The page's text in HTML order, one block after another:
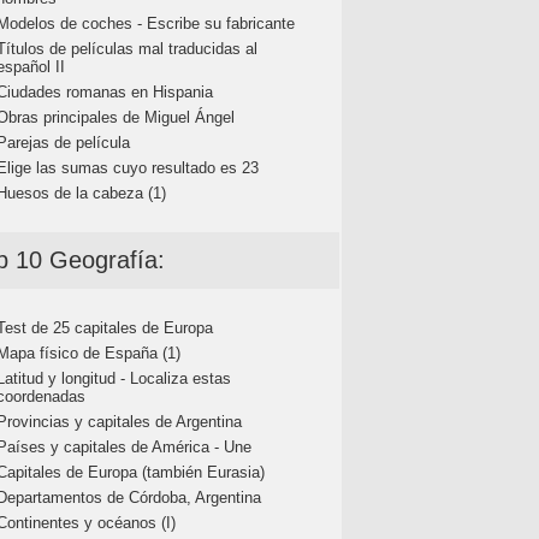
de coches - Escribe su fabricante
de películas mal traducidas al
II
romanas en Hispania
principales de Miguel Ángel
de película
las sumas cuyo resultado es 23
de la cabeza (1)
10 Geografía:
de 25 capitales de Europa
físico de España (1)
y longitud - Localiza estas
y capitales de Argentina
y capitales de América - Une
de Europa (también Eurasia)
de Córdoba, Argentina
y océanos (I)